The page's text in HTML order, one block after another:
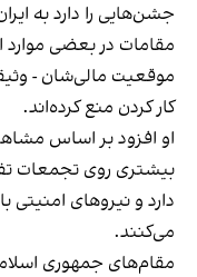
جشن‌هایی را دارد به
مقامات در بعضی موارد
موقعیت مالی‌شان -
کار کردن منع کرده‌اند.
او افزود بر اساس
بیشتری روی تجمعات
دارد و نیروهای امنیتی
می‌کنند.
مقام‌های جمهوری